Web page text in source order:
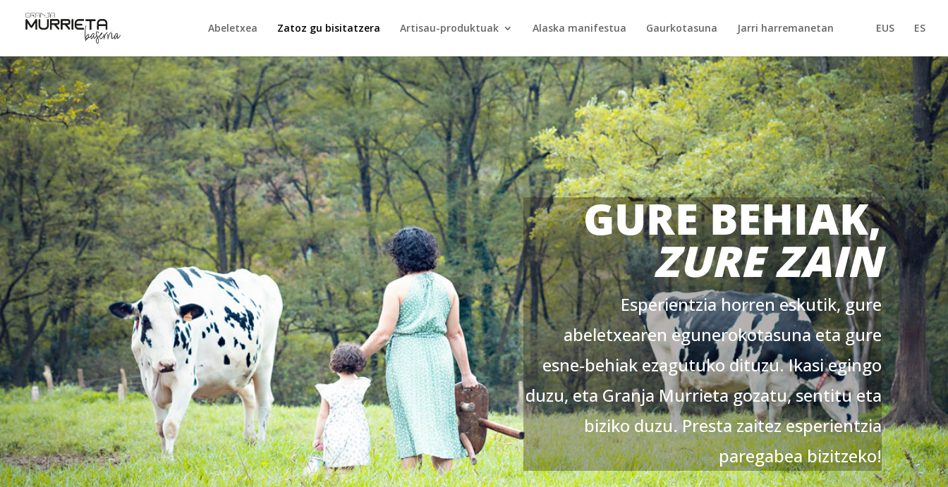
Abeletxea Zatoz gu bisitatzera Artisau-produktuak Alaska manifestua Gaurkotasuna Jarri harremanetan EUS ES
GURE BEHIAK,
ZURE ZAIN
Esperientzia horren eskutik, gure
abeletxearen egunerokotasuna eta gure
esne-behiak ezagutuko dituzu. Ikasi egingo
duzu, eta Granja Murrieta gozatu, sentitu eta
biziko duzu. Presta zaitez esperientzia
paregabea bizitzeko!